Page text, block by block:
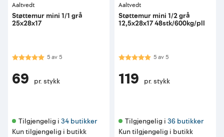
Aaltvedt
Støttemur mini 1/1 grå
25x28x17
Karakter:5.0 av 5 mulige
5av5
69 pr. stykk
Tilgjengelig i 34 butikker
Kun tilgjengelig i butikk
Aaltvedt
Støttemur mini 1/2 grå
12,5x28x17 48stk/600kg/pll
Karakter:5.0 av 5 mulige
5av5
119 pr. stykk
Tilgjengelig i 36 butikker
Kun tilgjengelig i butikk